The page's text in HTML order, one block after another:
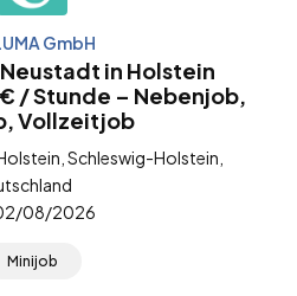
GmbH
in Holstein
/ Stunde – Nebenjob,
Vollzeitjob
Schleswig-Holstein,
08/2026
Minijob